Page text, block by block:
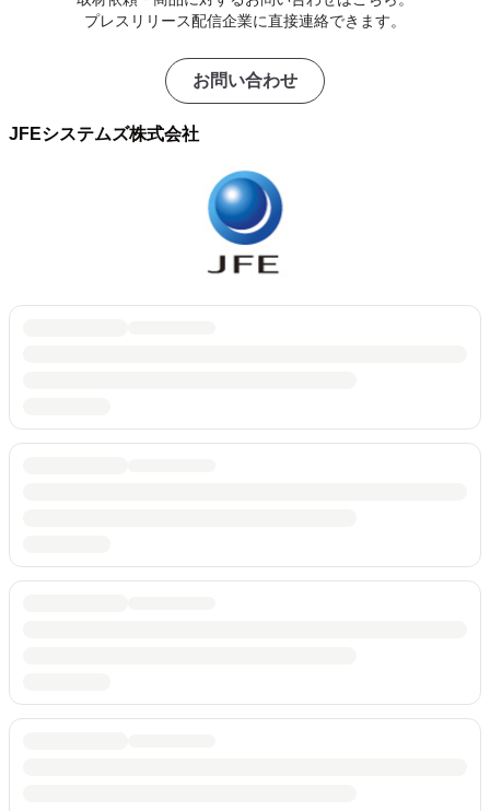
プレスリリース配信企業に直接連絡できます。
お問い合わせ
JFEシステムズ株式会社